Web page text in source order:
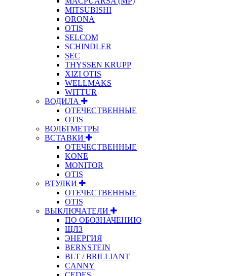
MITSUBISHI
ORONA
OTIS
SELCOM
SCHINDLER
SEC
THYSSEN KRUPP
XIZI OTIS
WELLMAKS
WITTUR
ВОДИЛА
ОТЕЧЕСТВЕННЫЕ
OTIS
ВОЛЬТМЕТРЫ
ВСТАВКИ
ОТЕЧЕСТВЕННЫЕ
KONE
MONITOR
OTIS
ВТУЛКИ
ОТЕЧЕСТВЕННЫЕ
OTIS
ВЫКЛЮЧАТЕЛИ
ПО ОБОЗНАЧЕНИЮ
ЩЛЗ
ЭНЕРГИЯ
BERNSTEIN
BLT / BRILLIANT
CANNY